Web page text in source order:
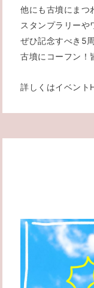
他にも古墳にまつ
スタンプラリーや
ぜひ記念すべき5
古墳にコーフン！
詳しくはイベント